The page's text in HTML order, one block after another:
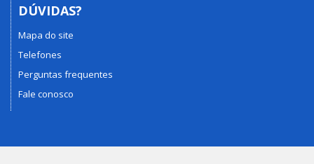
DÚVIDAS?
Mapa do site
Telefones
Perguntas frequentes
Fale conosco